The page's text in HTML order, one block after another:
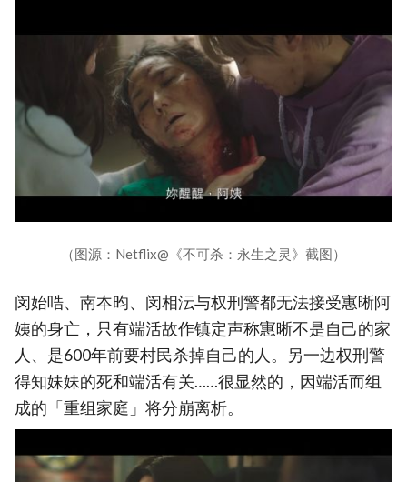
（图源：Netflix@《不可杀：永生之灵》截图）
闵始哠、南夲昀、闵相沄与权刑警都无法接受寭晰阿
姨的身亡，只有端活故作镇定声称寭晰不是自己的家
人、是600年前要村民杀掉自己的人。另一边权刑警
得知妹妹的死和端活有关……很显然的，因端活而组
成的「重组家庭」将分崩离析。